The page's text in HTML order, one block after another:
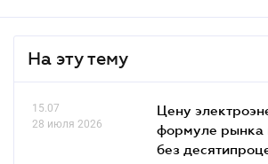
На эту тему
15.07
28 июля 2026
Цену
формуле рынка
без